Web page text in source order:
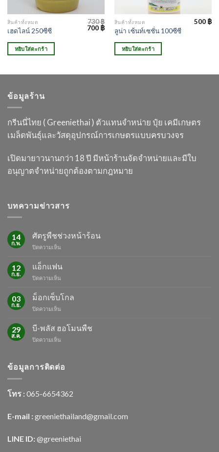
สินค้าทั้งหมด
เฮดไลน์ 250ซีซี
730฿
Original
700 ฿Current
price
700 ฿.
หยิบใส่ตะกร้า
สินค้าทั้งหมด
ลูน่า เซ้นท์เซชั่น 100ซีซี
500 ฿
หยิบใส่ตะกร้า
ข้อมูลร้าน
กรีนนี่ไทย ( Greeniethai ) ตัวแทนจำหน่าย ปุ๋ย เคมีเกษตร
เมล็ดพันธุ์และวัสดุอุปกรณ์การเกษตรแบบครบวงจร
เปิดมายาวนานกว่า 18 ปี มีหน้าร้านจัดจำหน่ายและมีใบ
อนุญาตจำหน่ายถูกต้องตามกฎหมาย
บทความข่าวสาร
14
ก.พ.
ศัตรูพืชช่วงหน้าร้อน
ปิดความเห็น
หน้า
12
ก.ย.
แอ็กแฟน
ปิดความเห็น
แฟน
03
ก.ย.
ม็อกเซ็บโกล
ปิดความเห็น
อก
โกล
29
ส.ค.
บี-พลัส ฮอโมนพืช
ปิดความเห็น
ฮอ
ข้อมูลการติดต่อ
โทร : 065-6654362
E-mail : greeniethailand@gmail.com
LINE ID: @greeniethai